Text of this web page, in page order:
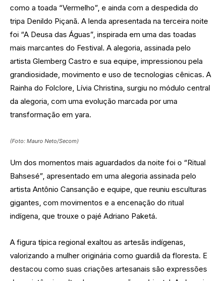
como a toada “Vermelho”, e ainda com a despedida do
tripa Denildo Piçanã. A lenda apresentada na terceira noite
foi “A Deusa das Águas”, inspirada em uma das toadas
mais marcantes do Festival. A alegoria, assinada pelo
artista Glemberg Castro e sua equipe, impressionou pela
grandiosidade, movimento e uso de tecnologias cênicas. A
Rainha do Folclore, Lívia Christina, surgiu no módulo central
da alegoria, com uma evolução marcada por uma
transformação em yara.
(Foto: Mauro Neto/Secom)
Um dos momentos mais aguardados da noite foi o “Ritual
Bahsesé”, apresentado em uma alegoria assinada pelo
artista Antônio Cansanção e equipe, que reuniu esculturas
gigantes, com movimentos e a encenação do ritual
indígena, que trouxe o pajé Adriano Paketá.
A figura típica regional exaltou as artesãs indígenas,
valorizando a mulher originária como guardiã da floresta. E
destacou como suas criações artesanais são expressões